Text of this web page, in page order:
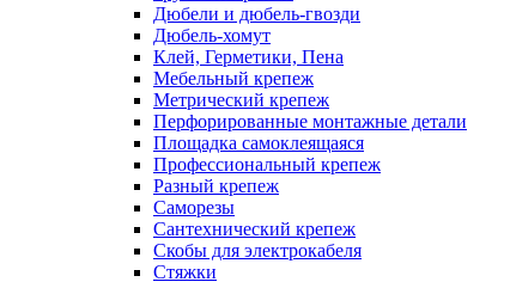
Дюбели и дюбель-гвозди
Дюбель-хомут
Клей, Герметики, Пена
Мебельный крепеж
Метрический крепеж
Перфорированные монтажные детали
Площадка самоклеящаяся
Профессиональный крепеж
Разный крепеж
Саморезы
Сантехнический крепеж
Скобы для электрокабеля
Стяжки